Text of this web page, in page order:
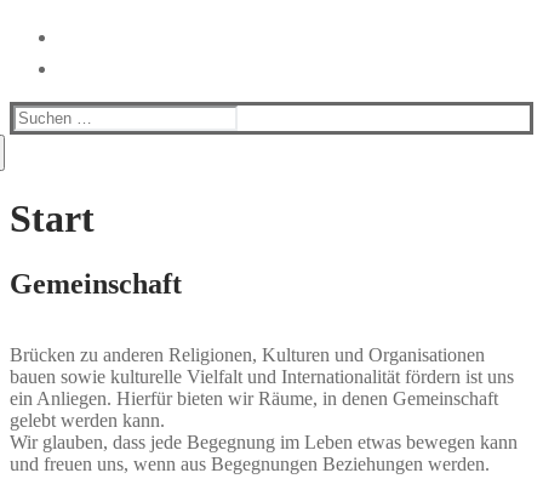
Suchen
nach:
Start
Gemeinschaft
Brücken zu anderen Religionen, Kulturen und Organisationen
bauen sowie kulturelle Vielfalt und Internationalität fördern ist uns
ein Anliegen. Hierfür bieten wir Räume, in denen Gemeinschaft
gelebt werden kann.
Wir glauben, dass jede Begegnung im Leben etwas bewegen kann
und freuen uns, wenn aus Begegnungen Beziehungen werden.